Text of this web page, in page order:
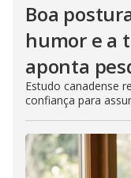
Boa
humor e a
aponta
Estudo canadense
confiança para